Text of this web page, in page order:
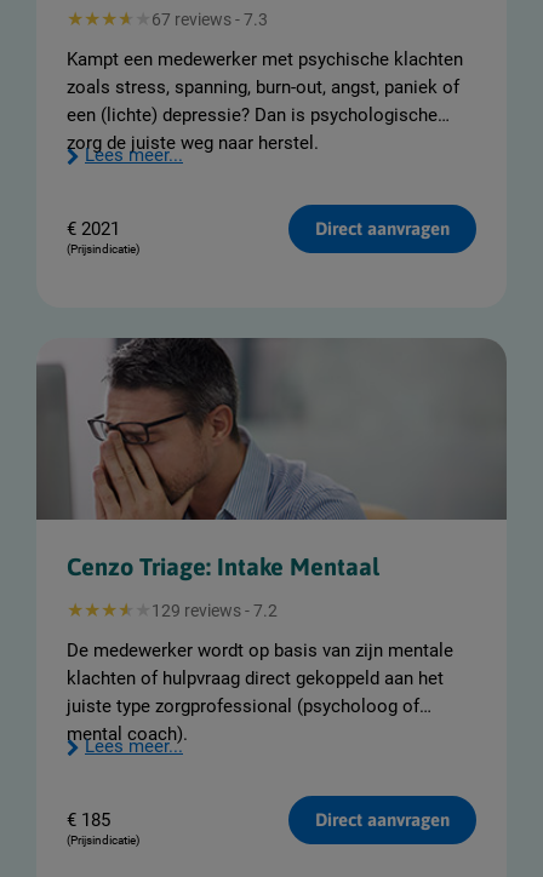
67 reviews - 7.3
Kampt een medewerker met psychische klachten
zoals stress, spanning, burn-out, angst, paniek of
een (lichte) depressie? Dan is psychologische
zorg de juiste weg naar herstel.
Lees meer...
€ 2021
(Prijsindicatie)
Direct aanvragen
Cenzo Triage: Intake Mentaal
129 reviews - 7.2
De medewerker wordt op basis van zijn mentale
klachten of hulpvraag direct gekoppeld aan het
juiste type zorgprofessional (psycholoog of
mental coach).
Lees meer...
€ 185
(Prijsindicatie)
Direct aanvragen